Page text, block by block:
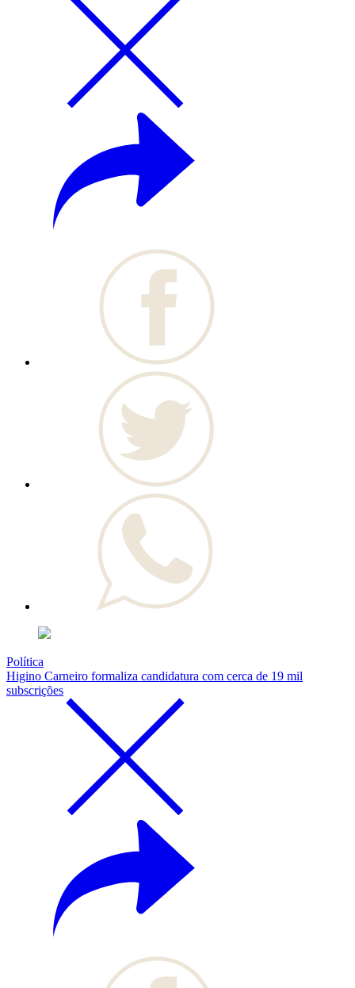
Política
Higino Carneiro formaliza candidatura com cerca de 19 mil
subscrições